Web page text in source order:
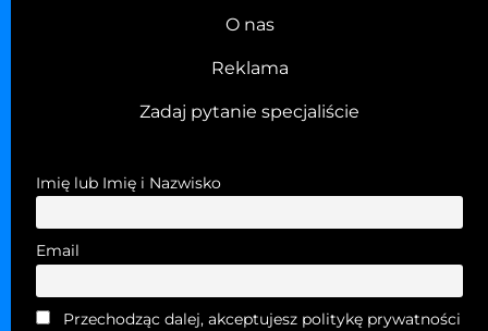
O nas
Reklama
Zadaj pytanie specjaliście
Imię lub Imię i Nazwisko
Email
Przechodząc dalej, akceptujesz politykę prywatności